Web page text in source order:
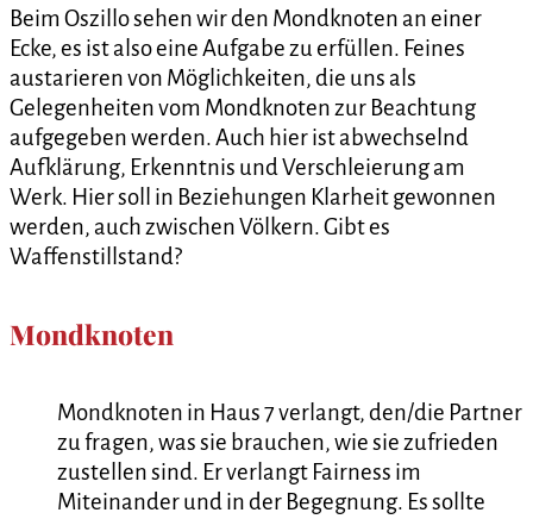
Beim Oszillo sehen wir den Mondknoten an einer
Ecke, es ist also eine Aufgabe zu erfüllen. Feines
austarieren von Möglichkeiten, die uns als
Gelegenheiten vom Mondknoten zur Beachtung
aufgegeben werden. Auch hier ist abwechselnd
Aufklärung, Erkenntnis und Verschleierung am
Werk. Hier soll in Beziehungen Klarheit gewonnen
werden, auch zwischen Völkern. Gibt es
Waffenstillstand?
Mondknoten
Mondknoten in Haus 7 verlangt, den/die Partner
zu fragen, was sie brauchen, wie sie zufrieden
zustellen sind. Er verlangt Fairness im
Miteinander und in der Begegnung. Es sollte